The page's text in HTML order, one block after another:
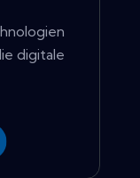
digitale